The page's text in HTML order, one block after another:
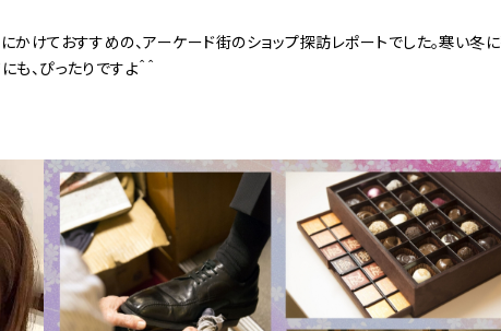
かけておすすめの、アーケード街のショップ探訪レポートでした。寒い冬
、ぴったりですよ＾＾